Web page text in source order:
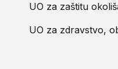
UO za zaštitu
UO za zdravstvo,